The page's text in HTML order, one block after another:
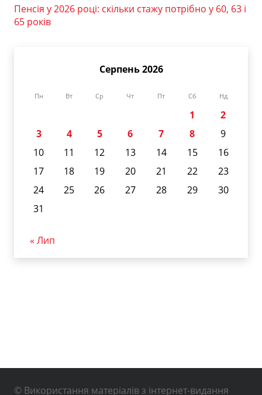
Пенсія у 2026 році: скільки стажу потрібно у 60, 63 і
65 років
Серпень 2026
Пн Вт Ср Чт Пт Сб Нд
1
2
3
4 5 6 7 8
9
10
11 12 13 14 15
16
17
18 19 20 21 22
23
24
25 26 27 28 29
30
31
« Лип
© Використання матеріалів з інтернет-видання